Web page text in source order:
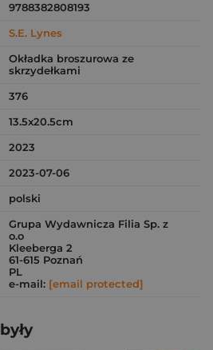
9788382808193
S.E. Lynes
Okładka broszurowa ze
skrzydełkami
376
13.5x20.5cm
2023
2023-07-06
polski
Grupa Wydawnicza Filia Sp. z
o.o
Kleeberga 2
61-615 Poznań
PL
e-mail: [email protected]